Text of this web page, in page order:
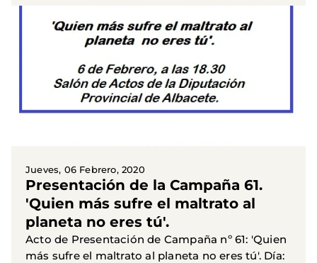
Jueves, 06 Febrero, 2020
Presentación de la Campaña 61.
'Quien más sufre el maltrato al
planeta no eres tú'.
Acto de Presentación de Campaña nº 61: 'Quien
más sufre el maltrato al planeta no eres tú'. Día: